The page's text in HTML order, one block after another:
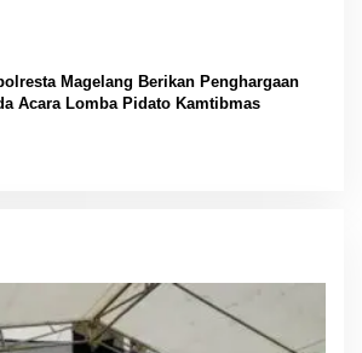
Magelang Berikan Penghargaan
Acara Lomba Pidato Kamtibmas